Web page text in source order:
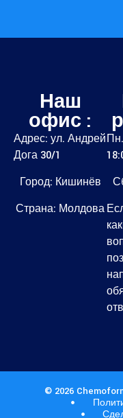
Наш
офис :
Адрес: ул. Андрей
Дога 30/1
Город: Кишинёв
Страна: Молдова
© 2026